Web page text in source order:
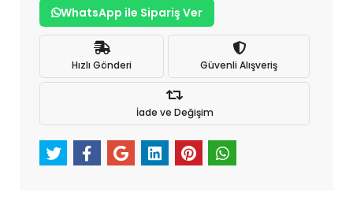
WhatsApp ile Sipariş Ver
Hızlı Gönderi Güvenli Alışveriş
İade ve Değişim